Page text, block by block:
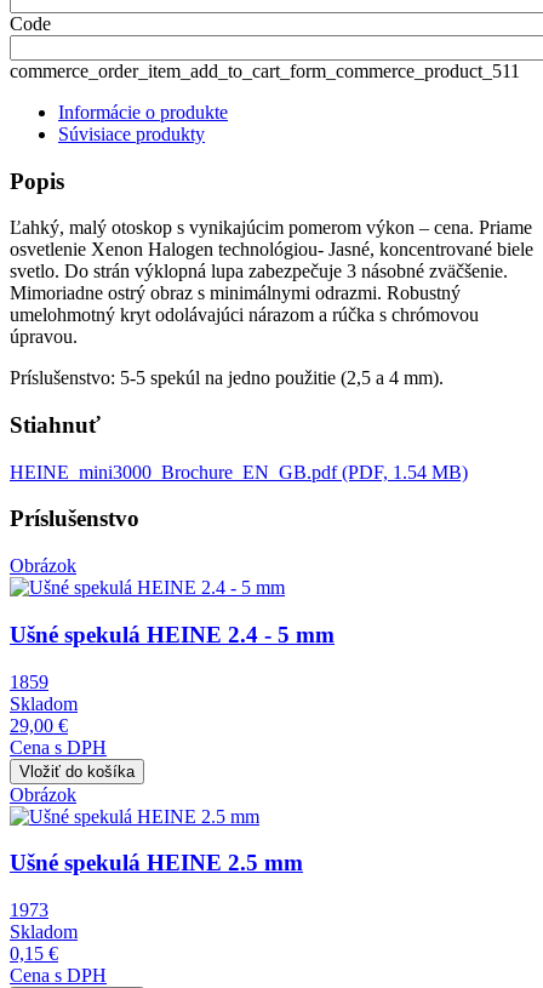
Code
commerce_order_item_add_to_cart_form_commerce_product_511
Informácie o produkte
Súvisiace produkty
Popis
Ľahký, malý otoskop s vynikajúcim pomerom výkon – cena. Priame
osvetlenie Xenon Halogen technológiou- Jasné, koncentrované biele
svetlo. Do strán výklopná lupa zabezpečuje 3 násobné zväčšenie.
Mimoriadne ostrý obraz s minimálnymi odrazmi. Robustný
umelohmotný kryt odolávajúci nárazom a rúčka s chrómovou
úpravou.
Príslušenstvo: 5-5 spekúl na jedno použitie (2,5 a 4 mm).
Stiahnuť
HEINE_mini3000_Brochure_EN_GB.pdf (PDF, 1.54 MB)
Príslušenstvo
Obrázok
Ušné spekulá HEINE 2.4 - 5 mm
1859
Skladom
29,00 €
Cena s DPH
Obrázok
Ušné spekulá HEINE 2.5 mm
1973
Skladom
0,15 €
Cena s DPH